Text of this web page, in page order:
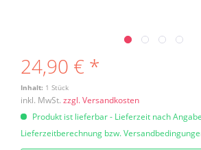
24,90 € *
Inhalt: 1 Stück
inkl. MwSt. zzgl. Versandkosten
Produkt ist lieferbar - Lieferzeit nach
Lieferzeitberechnung bzw.